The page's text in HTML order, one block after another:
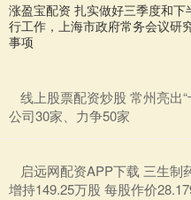
涨盈宝配资 扎实做好三季度和下
行工作，上海市政府常务会议研
事项
线上股票配资炒股 常州亮出
公司30家、力争50家
启远网配资APP下载 三生制
增持149.25万股 每股作价